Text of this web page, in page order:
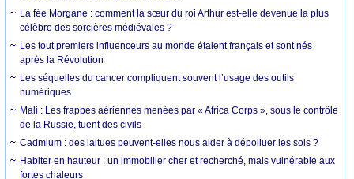
La fée Morgane : comment la sœur du roi Arthur est-elle devenue la plus
célèbre des sorcières médiévales ?
Les tout premiers influenceurs au monde étaient français et sont nés
après la Révolution
Les séquelles du cancer compliquent souvent l’usage des outils
numériques
Mali : Les frappes aériennes menées par « Africa Corps », sous le contrôle
de la Russie, tuent des civils
Cadmium : des laitues peuvent-elles nous aider à dépolluer les sols ?
Habiter en hauteur : un immobilier cher et recherché, mais vulnérable aux
fortes chaleurs